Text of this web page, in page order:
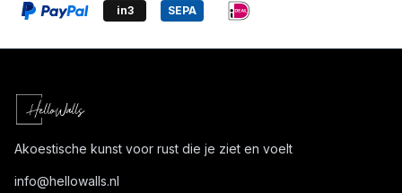
in3 SEPA
Akoestische kunst voor rust die je ziet en voelt
info@hellowalls.nl